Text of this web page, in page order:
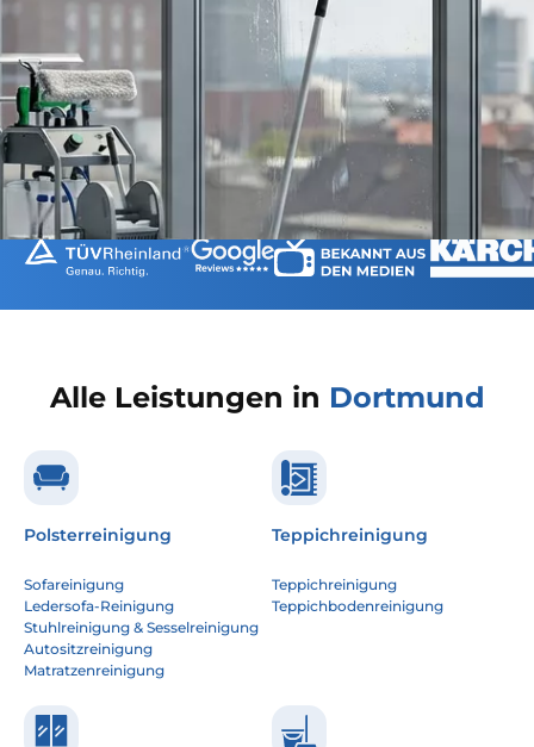
Alle Leistungen in Dortmund
Polsterreinigung
Sofareinigung
Ledersofa-Reinigung
Stuhlreinigung & Sesselreinigung
Autositzreinigung
Matratzenreinigung
Teppichreinigung
Teppichreinigung
Teppichbodenreinigung